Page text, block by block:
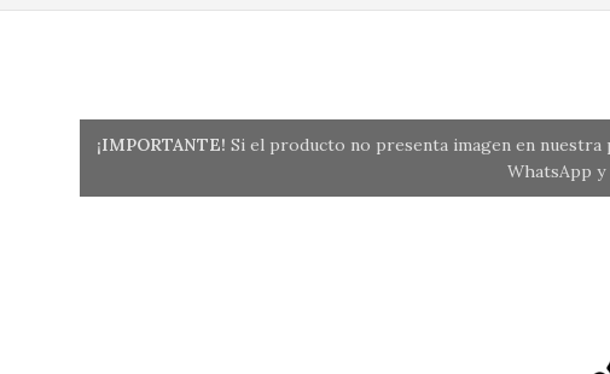
¡IMPORTANTE! Si el producto no presenta imagen en nuestra
WhatsApp y